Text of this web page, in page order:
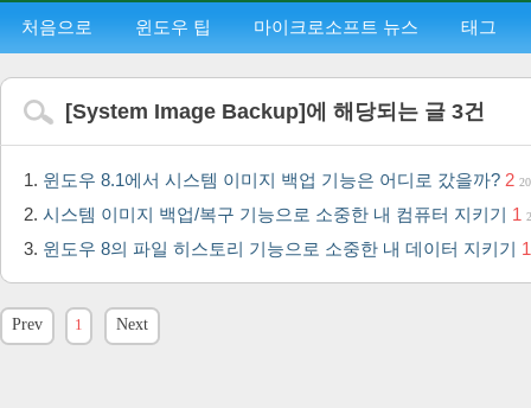
처음으로 윈도우 팁 마이크로소프트 뉴스 태그
[System Image Backup]에 해당되는 글 3건
윈도우 8.1에서 시스템 이미지 백업 기능은 어디로 갔을까? 2
시스템 이미지 백업/복구 기능으로 소중한 내 컴퓨터 지키기 1
윈도우 8의 파일 히스토리 기능으로 소중한 내 데이터 지키기 1
Prev 1 Next